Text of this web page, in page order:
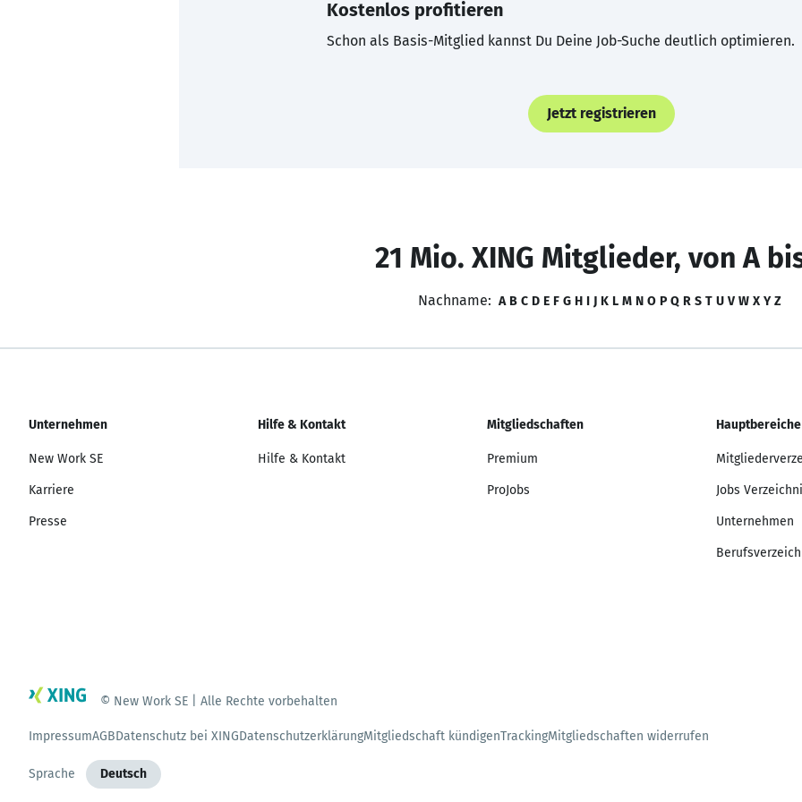
Kostenlos profitieren
Schon als Basis-Mitglied kannst Du Deine Job-Suche deutlich optimieren.
Jetzt registrieren
21 Mio. XING Mitglieder, von A
Nachname: A B C D E F G H I J K L M N O P Q R S T U V W X Y Z
Unternehmen
New Work SE
Karriere
Presse
Hilfe & Kontakt
Hilfe & Kontakt
Mitgliedschaften
Premium
ProJobs
Hauptbereiche
Jobs
Unternehmen
© New Work SE | Alle Rechte vorbehalten
ImpressumAGBDatenschutz bei XINGDatenschutzerklärungMitgliedschaft kündigenTrackingMitgliedschaften widerrufen
Sprache Deutsch